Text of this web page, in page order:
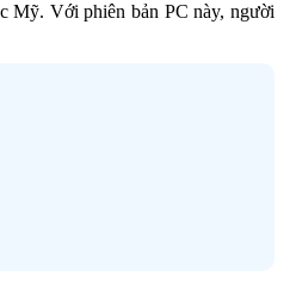
Mỹ. Với phiên bản PC này, người